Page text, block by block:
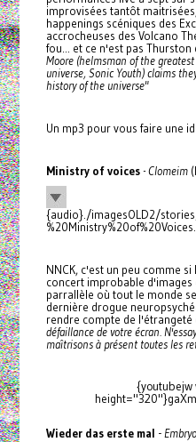
improvisées tantôt
happenings scéniques des
accrocheuses des Volcano
fou... et ce n'est pas Thurston
Moore (helmsman of the
universe, Sonic Youth) claims
history of the universe"
Un mp3 pour vous faire une
Ministry of voices- Clomeim
{audio}./imagesOLD2/
NNCK, c'est un peu comme
concert improbable d'images
parrallèle où tout le monde
dernière drogue
rendre compte de l'étrangeté
défaillance de votre écran.
maîtrisons à présent toutes les
Wieder das erste mal -